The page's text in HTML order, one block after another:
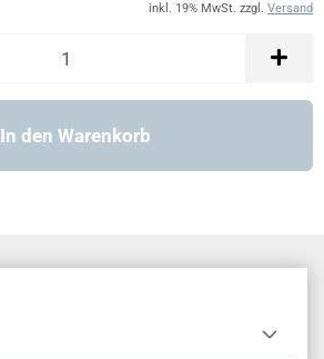
inkl. 19% MwSt. zzgl. Versand
In den Warenkorb